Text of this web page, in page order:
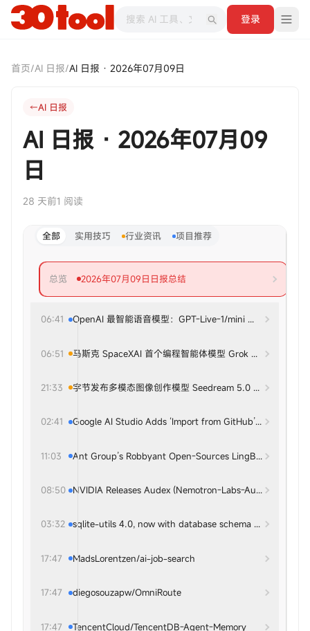
登录
首页/AI 日报/AI 日报 · 2026年07月09日
AI 日报
AI 日报 · 2026年07月09
日
28 天前1 阅读
全部 实用技巧 行业资讯 项目推荐
总览 2026年07月09日日报总结
06:41 OpenAI 最智能语音模型：GPT-Live-1/mini 登场，边听边
06:51 马斯克 SpaceXAI 首个编程智能体模型 Grok 4.5 发布：与
21:33 字节发布多模态图像创作模型 Seedream 5.0 Pro：复杂信
02:41 Google AI Studio Adds ‘Import from GitHub’ to Build
11:03 Ant Group’s Robbyant Open-Sources LingBot-Vision:
08:50 NVIDIA Releases Audex (Nemotron-Labs-Audex-30B-
03:32 sqlite-utils 4.0, now with database schema migrations
17:47 MadsLorentzen/ai-job-search
17:47 diegosouzapw/OmniRoute
17:47 TencentCloud/TencentDB-Agent-Memory